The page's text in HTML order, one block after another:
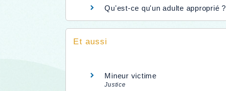
Qu'est-ce qu'un adulte approprié ?
Et aussi
Mineur victime
Justice